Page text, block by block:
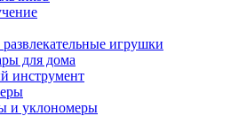
игрушки
для дома
инструмент
и уклономеры